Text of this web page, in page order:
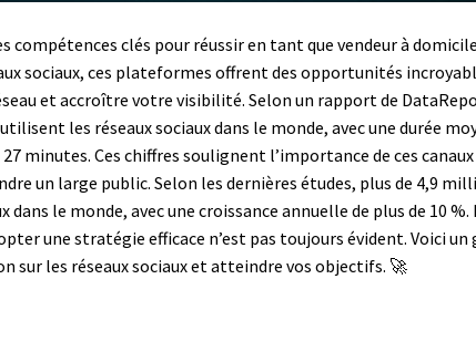
compétences clés pour réussir en tant que vendeur à
sociaux, ces plateformes offrent des opportunités
et accroître votre visibilité. Selon un rapport de
les réseaux sociaux dans le monde, avec une durée
minutes. Ces chiffres soulignent l’importance de ces
un large public. Selon les dernières études, plus de 4,9
le monde, avec une croissance annuelle de plus de 10 %.
une stratégie efficace n’est pas toujours évident. Voici
sur les réseaux sociaux et atteindre vos objectifs. 🚀